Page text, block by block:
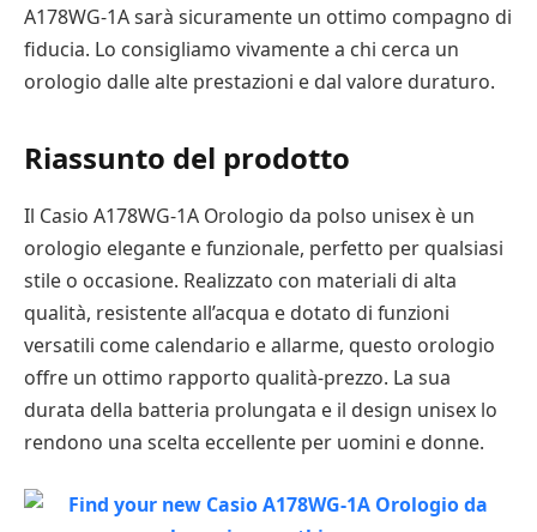
A178WG-1A sarà sicuramente un ottimo compagno di
fiducia. Lo consigliamo vivamente a chi cerca un
orologio dalle alte prestazioni e dal valore duraturo.
Riassunto del prodotto
Il Casio A178WG-1A Orologio da polso unisex è un
orologio elegante e funzionale, perfetto per qualsiasi
stile o occasione. Realizzato con materiali di alta
qualità, resistente all’acqua e dotato di funzioni
versatili come calendario e allarme, questo orologio
offre un ottimo rapporto qualità-prezzo. La sua
durata della batteria prolungata e il design unisex lo
rendono una scelta eccellente per uomini e donne.